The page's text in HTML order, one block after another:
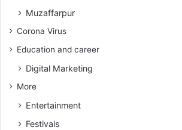
Muzaffarpur
Corona Virus
Education and career
Digital Marketing
More
Entertainment
Festivals